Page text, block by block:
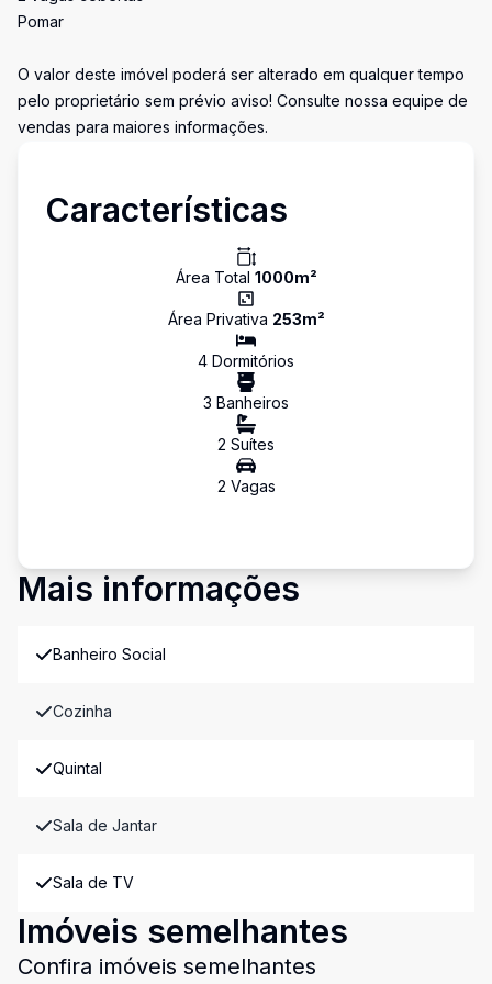
Pomar
O valor deste imóvel poderá ser alterado em qualquer tempo
pelo proprietário sem prévio aviso! Consulte nossa equipe de
vendas para maiores informações.
Características
Área Total 1000m²
Área Privativa 253m²
4 Dormitórios
3 Banheiros
2 Suítes
2 Vagas
Mais informações
Banheiro Social
Cozinha
Quintal
Sala de Jantar
Sala de TV
Imóveis semelhantes
Confira imóveis semelhantes